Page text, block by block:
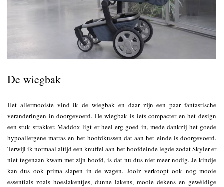
De wiegbak
Het allermooiste vind ik de wiegbak en daar zijn een paar fantastische
veranderingen in doorgevoerd. De wiegbak is iets compacter en het design
een stuk strakker. Maddox ligt er heel erg goed in, mede dankzij het goede
hypoallergene matras en het hoofdkussen dat aan het einde is doorgevoerd.
Terwijl ik normaal altijd een knuffel aan het hoofdeinde legde zodat Skyler er
niet tegenaan kwam met zijn hoofd, is dat nu dus niet meer nodig. Je kindje
kan dus ook prima slapen in de wagen. Joolz verkoopt ook nog mooie
essentials zoals hoeslakentjes, dunne lakens, mooie dekens en gewéldige